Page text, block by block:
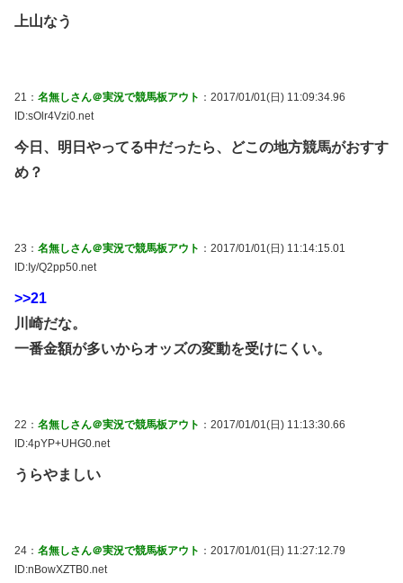
上山なう
21： 名無しさん＠実況で競馬板アウト ：2017/01/01(日) 11:09:34.96
ID:sOlr4Vzi0.net
今日、明日やってる中だったら、どこの地方競馬がおすす
め？
23： 名無しさん＠実況で競馬板アウト ：2017/01/01(日) 11:14:15.01
ID:Iy/Q2pp50.net
>>21
川崎だな。
一番金額が多いからオッズの変動を受けにくい。
22： 名無しさん＠実況で競馬板アウト ：2017/01/01(日) 11:13:30.66
ID:4pYP+UHG0.net
うらやましい
24： 名無しさん＠実況で競馬板アウト ：2017/01/01(日) 11:27:12.79
ID:nBowXZTB0.net